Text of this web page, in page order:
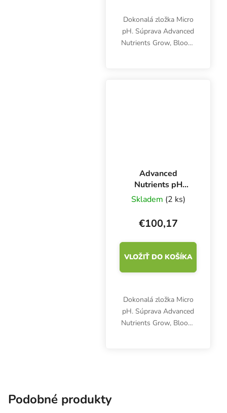
Dokonalá zložka Micro
pH. Súprava Advanced
Nutrients Grow, Bloom,
Advanced
Nutrients pH
Perfect Micro 10 l,
mikrokomponent
základného
hnojiva
Skladem (2 ks)
€100,17
VLOŽIŤ DO KOŠÍKA
Dokonalá zložka Micro
pH. Súprava Advanced
Nutrients Grow, Bloom,
Podobné produkty